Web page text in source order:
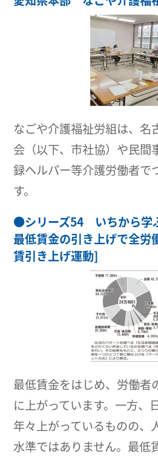
なごや介護福祉労組は、名
会（以下、市社協）や民間
録ヘルパー等介護労働者で
す。
●シリーズ54 いちから学
最低賃金の引き上げで全労
賃引き上げ運動]
最低賃金をはじめ、労働者
に上がっています。一方、
年々上がっているものの、
水準ではありません。最低